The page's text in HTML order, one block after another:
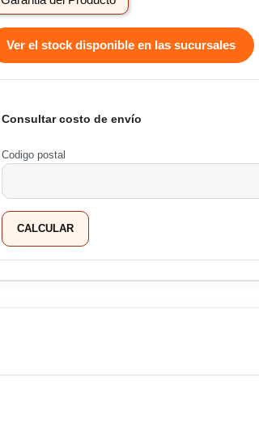
Ver el stock disponible en las sucursales
Consultar costo de envío
Codigo postal
CALCULAR